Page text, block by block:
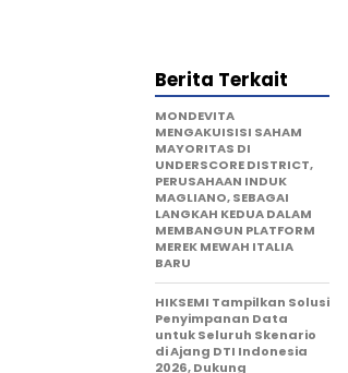
Berita Terkait
MONDEVITA
MENGAKUISISI SAHAM
MAYORITAS DI
UNDERSCORE DISTRICT,
PERUSAHAAN INDUK
MAGLIANO, SEBAGAI
LANGKAH KEDUA DALAM
MEMBANGUN PLATFORM
MEREK MEWAH ITALIA
BARU
HIKSEMI Tampilkan Solusi
Penyimpanan Data
untuk Seluruh Skenario
di Ajang DTI Indonesia
2026, Dukung